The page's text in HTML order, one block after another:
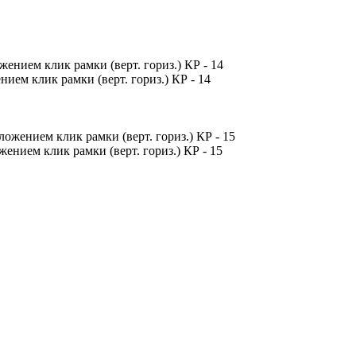
клик рамки (верт. гориз.) КР - 14
клик рамки (верт. гориз.) КР - 15